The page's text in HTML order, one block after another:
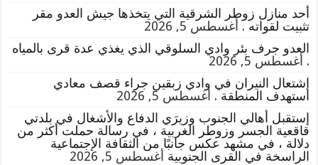
أحد منازل زوطر الشرقية التي يتخذها جيش العدو مقر
تثبيت لقواته . أغسطس 5, 2026
العدو جرف بئر وادي السلوقي الذي يغذي عدة قرى بالمياه
. أغسطس 5, 2026
إشتعال النيران في وادي زبقين جراء قصف معادي
استهدف المنطقة . أغسطس 5, 2026
إستقبل أهالي الجنوب وزيرَي الدفاع والأشغال في بلدتي
قاقعية الجسر وزوطر الغربية ، في رسالة حملت أكثر من
دلالة ، في مشهد عكس جانبًا من الثقافة الإجتماعية
الراسخة في القرى الجنوبية أغسطس 5, 2026